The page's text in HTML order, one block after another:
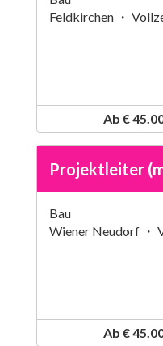
Feldkirchen ・
Ab €
Projektleiter
Bau
Wiener Neudorf ・
Ab €